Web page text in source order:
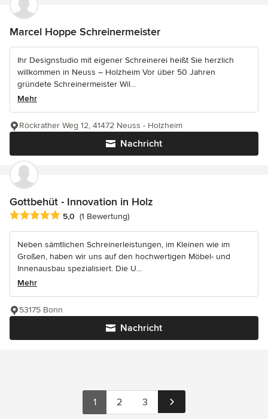
Marcel Hoppe Schreinermeister
Ihr Designstudio mit eigener Schreinerei heißt Sie herzlich
willkommen in Neuss – Holzheim Vor über 50 Jahren
gründete Schreinermeister Wil...
Mehr
Nachricht
Röckrather Weg 12, 41472 Neuss - Holzheim
Gottbehüt - Innovation in Holz
Durchschnittliche Bewertung: 5 von 5 Sternen
5,0 (1 Bewertung)
Neben sämtlichen Schreinerleistungen, im Kleinen wie im
Großen, haben wir uns auf den hochwertigen Möbel- und
Innenausbau spezialisiert. Die U...
Mehr
Nachricht
53175 Bonn
1 2 3